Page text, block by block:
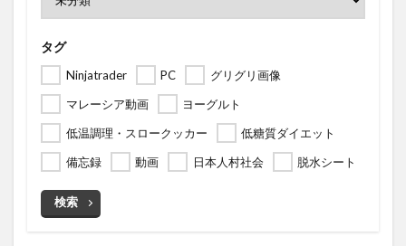
タグ
Ninjatrader PC
グリグリ画像
マレーシア動画
ヨーグルト
低温調理・スロークッカー
低糖質ダイエット
備忘録
動画 日本人村社会 脱水シート
検索